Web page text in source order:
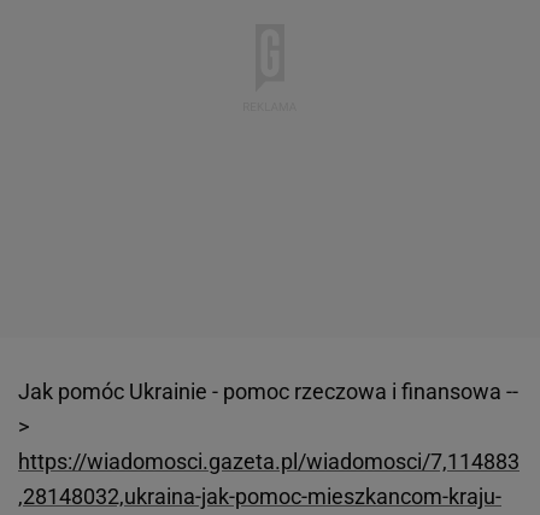
Jak pomóc Ukrainie - pomoc rzeczowa i finansowa --
>
https://wiadomosci.gazeta.pl/wiadomosci/7,114883
,28148032,ukraina-jak-pomoc-mieszkancom-kraju-